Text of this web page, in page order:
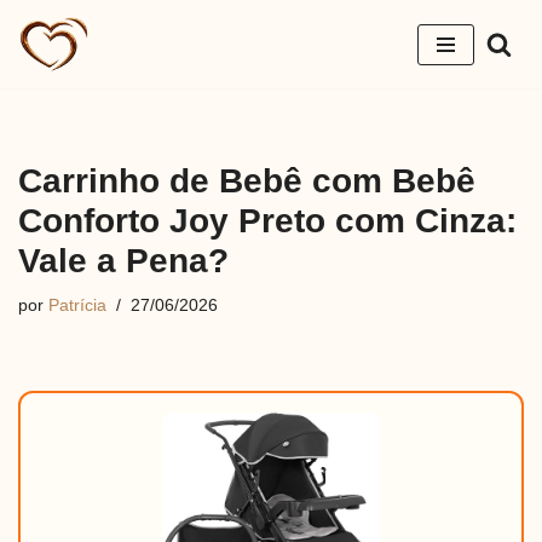
Pular
Carrinho de Bebê com Bebê
Conforto Joy Preto com Cinza:
Vale a Pena?
por Patrícia 27/06/2026